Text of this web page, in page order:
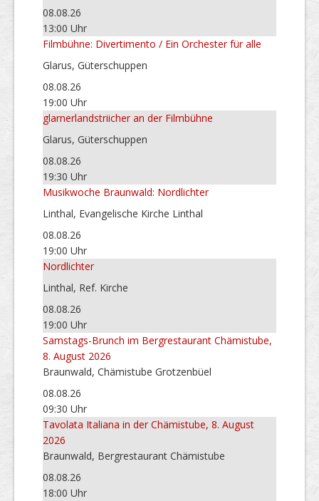
08.08.26
13:00 Uhr
Filmbühne: Divertimento / Ein Orchester für alle
Glarus, Güterschuppen
08.08.26
19:00 Uhr
glarnerlandstriicher an der Filmbühne
Glarus, Güterschuppen
08.08.26
19:30 Uhr
Musikwoche Braunwald: Nordlichter
Linthal, Evangelische Kirche Linthal
08.08.26
19:00 Uhr
Nordlichter
Linthal, Ref. Kirche
08.08.26
19:00 Uhr
Samstags-Brunch im Bergrestaurant Chämistube,
8. August 2026
Braunwald, Chämistube Grotzenbüel
08.08.26
09:30 Uhr
Tavolata Italiana in der Chämistube, 8. August
2026
Braunwald, Bergrestaurant Chämistube
08.08.26
18:00 Uhr